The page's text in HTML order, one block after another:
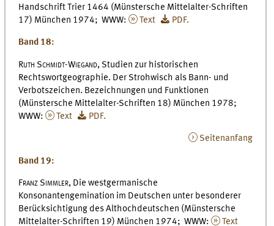
Handschrift Trier 1464 (Münstersche Mittelalter-Schriften
17) München 1974; WWW:
Text PDF.
Band 18:
Ruth Schmidt-Wiegand, Studien zur historischen
Rechtswortgeographie. Der Strohwisch als Bann- und
Verbotszeichen. Bezeichnungen und Funktionen
(Münstersche Mittelalter-Schriften 18) München 1978;
WWW:
Text PDF.
Seitenanfang
Band 19:
Franz Simmler, Die westgermanische
Konsonantengemination im Deutschen unter besonderer
Berücksichtigung des Althochdeutschen (Münstersche
Mittelalter-Schriften 19) München 1974; WWW:
Text